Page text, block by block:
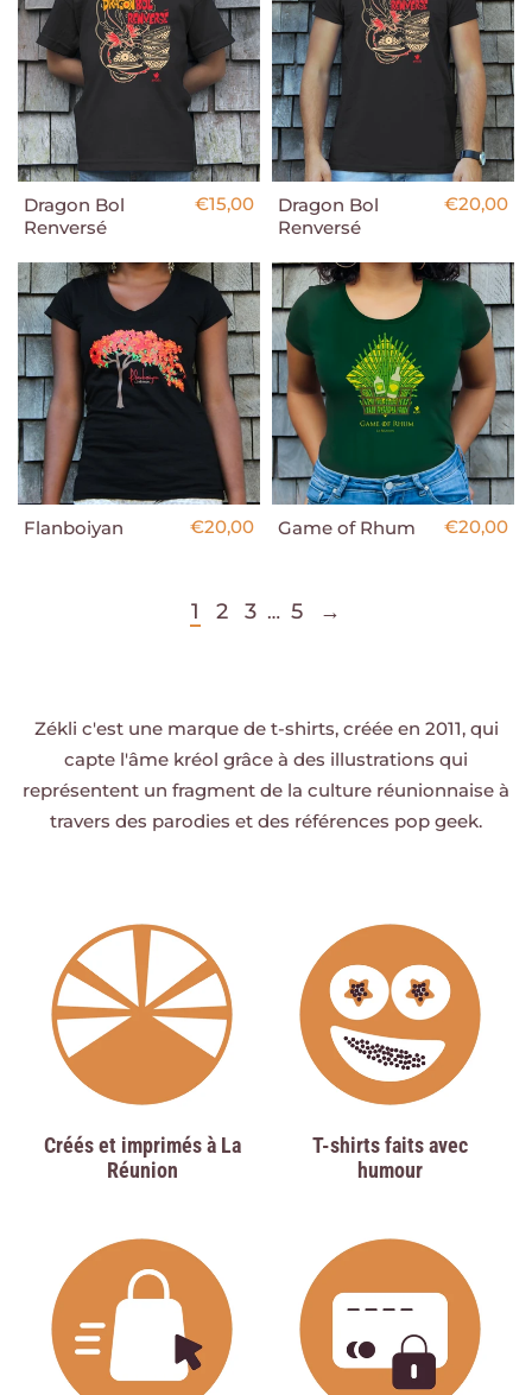
€15,00
Dragon Bol
Renversé
€20,00
Dragon Bol
Renversé
€20,00
Flanboiyan €20,00
Game of Rhum
1 2 3 … 5 →
Zékli c'est une marque de t-shirts, créée en 2011, qui
capte l'âme kréol grâce à des illustrations qui
représentent un fragment de la culture réunionnaise à
travers des parodies et des références pop geek.
Créés et imprimés à La
Réunion
T-shirts faits avec
humour